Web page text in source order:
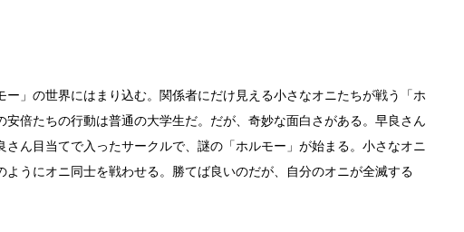
」の世界にはまり込む。関係者にだけ見える小さなオニたちが戦う「ホ
安倍たちの行動は普通の大学生だ。だが、奇妙な面白さがある。早良さん
ん目当てで入ったサークルで、謎の「ホルモー」が始まる。小さなオニ
ようにオニ同士を戦わせる。勝てば良いのだが、自分のオニが全滅する